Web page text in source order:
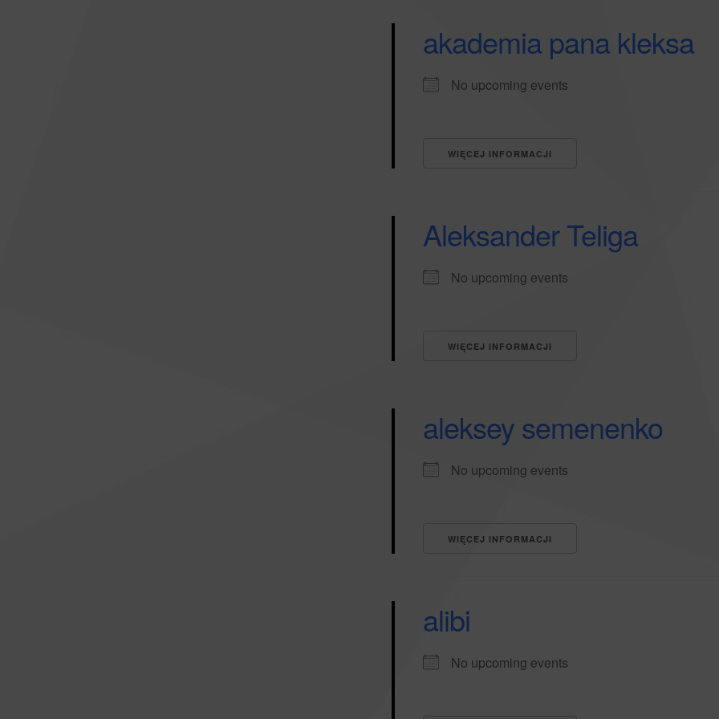
akademia pana kleksa
No upcoming events
WIĘCEJ INFORMACJI
Aleksander Teliga
No upcoming events
WIĘCEJ INFORMACJI
aleksey semenenko
No upcoming events
WIĘCEJ INFORMACJI
alibi
No upcoming events